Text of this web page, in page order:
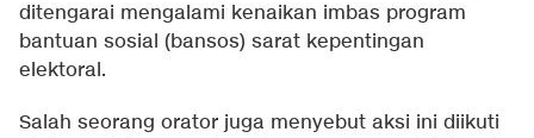
ditengarai mengalami kenaikan imbas program
bantuan sosial (bansos) sarat kepentingan
elektoral.
Salah seorang orator juga menyebut aksi ini diikuti